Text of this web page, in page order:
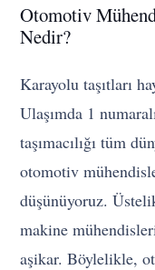
Otomotiv
Nedir?
Karayolu taşıtları
Ulaşımda 1
taşımacılığı tüm
otomotiv
düşünüyoruz.
makine
aşikar. Böylelikle,